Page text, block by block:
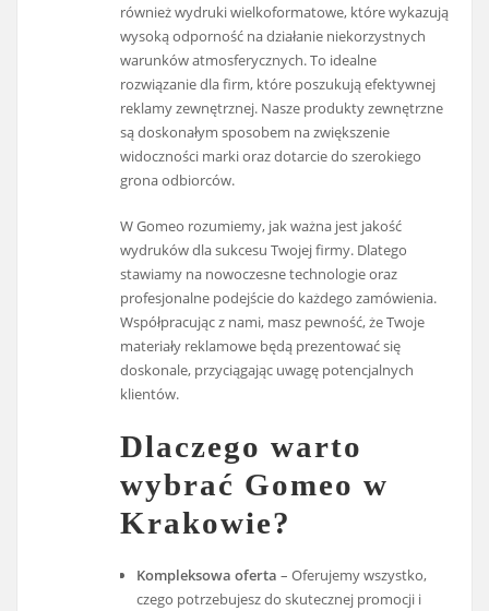
również wydruki wielkoformatowe, które wykazują
wysoką odporność na działanie niekorzystnych
warunków atmosferycznych. To idealne
rozwiązanie dla firm, które poszukują efektywnej
reklamy zewnętrznej. Nasze produkty zewnętrzne
są doskonałym sposobem na zwiększenie
widoczności marki oraz dotarcie do szerokiego
grona odbiorców.
W Gomeo rozumiemy, jak ważna jest jakość
wydruków dla sukcesu Twojej firmy. Dlatego
stawiamy na nowoczesne technologie oraz
profesjonalne podejście do każdego zamówienia.
Współpracując z nami, masz pewność, że Twoje
materiały reklamowe będą prezentować się
doskonale, przyciągając uwagę potencjalnych
klientów.
Dlaczego warto
wybrać Gomeo w
Krakowie?
Kompleksowa oferta – Oferujemy wszystko,
czego potrzebujesz do skutecznej promocji i